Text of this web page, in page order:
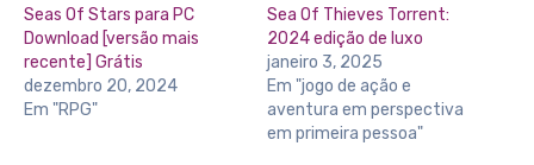
Seas Of Stars para PC
Download [versão mais
recente] Grátis
dezembro 20, 2024
Em "RPG"
Sea Of Thieves Torrent:
2024 edição de luxo
janeiro 3, 2025
Em "jogo de ação e
aventura em perspectiva
em primeira pessoa"